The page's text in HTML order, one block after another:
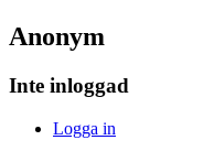
Anonym
Inte inloggad
Logga in